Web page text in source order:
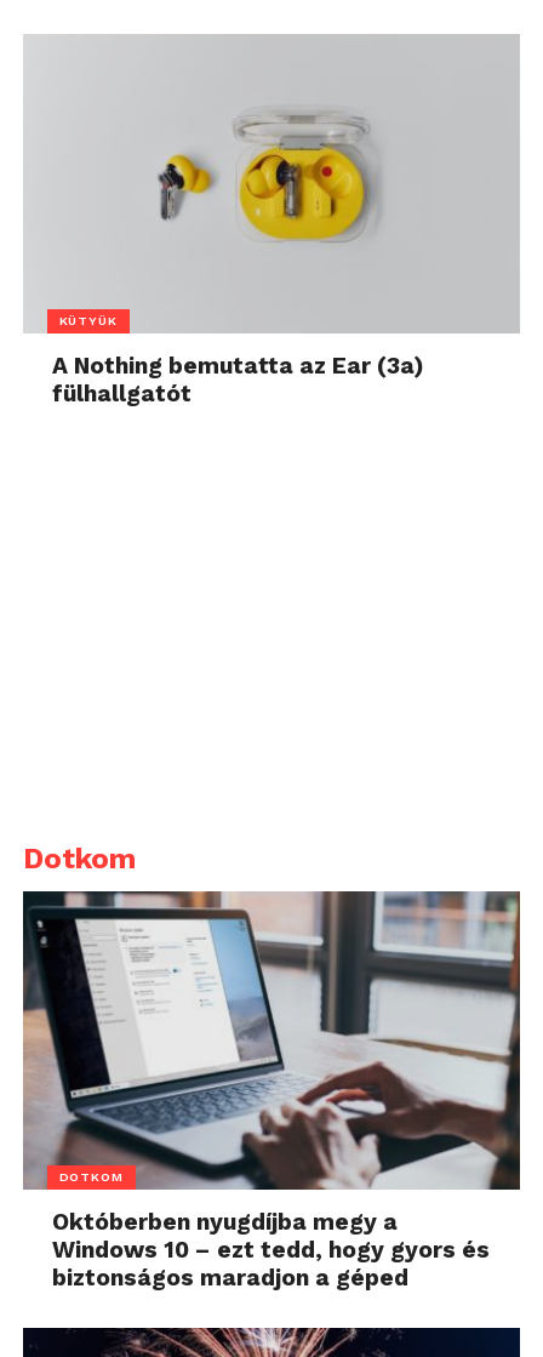
KÜTYÜK
A Nothing bemutatta az Ear (3a)
fülhallgatót
Dotkom
DOTKOM
Októberben nyugdíjba megy a
Windows 10 – ezt tedd, hogy gyors és
biztonságos maradjon a géped